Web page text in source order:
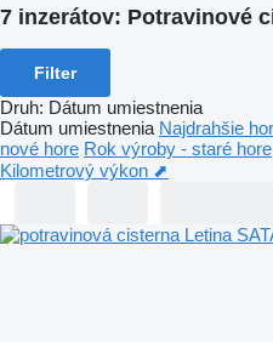
7 inzerátov: Potravinové
Filter
Druh: Dátum umiestnenia
Dátum umiestnenia Najdrahšie
nové hore Rok výroby - staré hore
Kilometrový výkon ⬈